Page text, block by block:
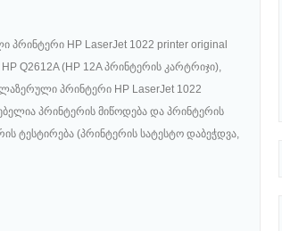
HP LaserJet 1022 printer original
Q2612A (HP 12A პრინტერის კარტრიჯი),
ლაზერული პრინტერი HP LaserJet 1022
პრინტერის მიწოდება და პრინტერის
ტესტირება (პრინტერის სატესტო დაბეჭდვა,